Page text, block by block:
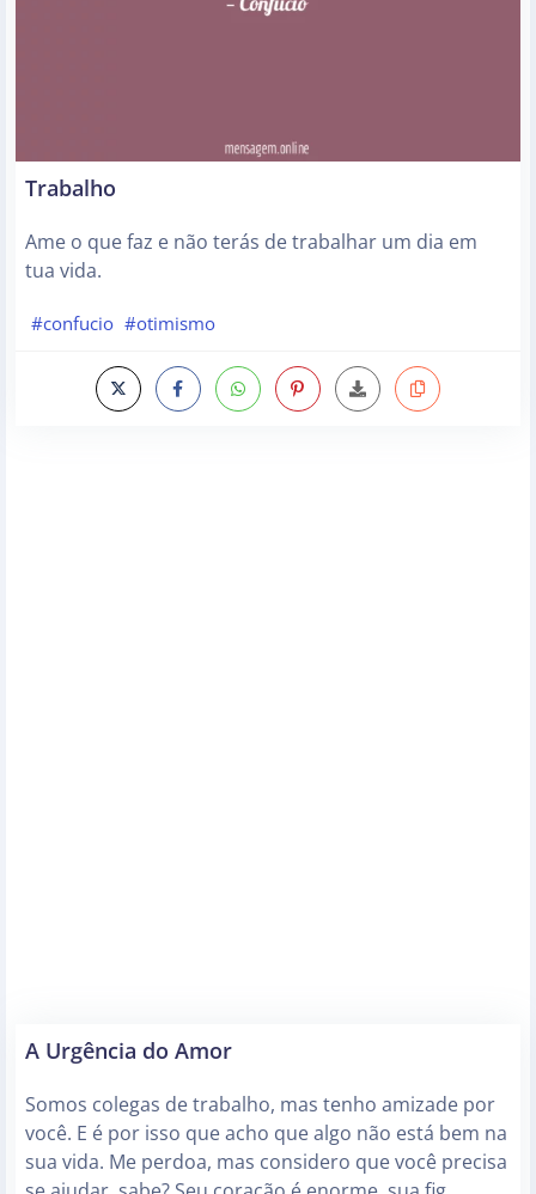
Trabalho
Ame o que faz e não terás de trabalhar um dia em
tua vida.
#confucio #otimismo
A Urgência do Amor
Somos colegas de trabalho, mas tenho amizade por
você. E é por isso que acho que algo não está bem na
sua vida. Me perdoa, mas considero que você precisa